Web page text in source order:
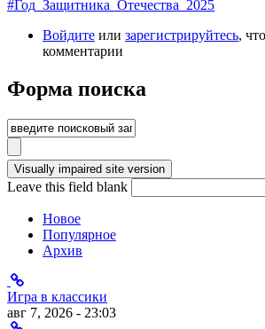
#Год_Защитника_Отечества_2025
Войдите или зарегистрируйтесь,
комментарии
Форма поиска
Leave this field blank
Новое
Популярное
Архив
Игра в классики
авг 7, 2026 - 23:03